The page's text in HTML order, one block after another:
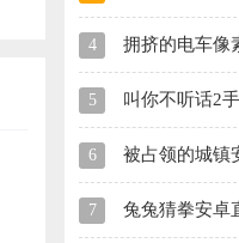
4 拥挤的电车像
5
6 被占领的城镇
7 兔兔猜拳安卓